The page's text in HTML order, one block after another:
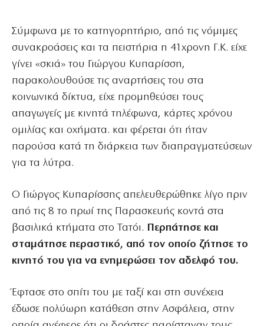
Σύμφωνα με το κατηγορητήριο, από τις νόμιμες
συνακροάσεις και τα πειστήρια η 41χρονη Γ.Κ. είχε
γίνει «σκιά» του Γιώργου Κυπαρίσση,
παρακολουθούσε τις αναρτήσεις του στα
κοινωνικά δίκτυα, είχε προμηθεύσει τους
απαγωγείς με κινητά τηλέφωνα, κάρτες χρόνου
ομιλίας και οχήματα. και φέρεται ότι ήταν
παρούσα κατά τη διάρκεια των διαπραγματεύσεων
για τα λύτρα.
Ο Γιώργος Κυπαρίσσης απελευθερώθηκε λίγο πριν
από τις 8 το πρωί της Παρασκευής κοντά στα
βασιλικά κτήματα στο Τατόι. Περπάτησε και
σταμάτησε περαστικό, από τον οποίο ζήτησε το
κινητό του για να ενημερώσει τον αδελφό του.
Έφτασε στο σπίτι του με ταξί και στη συνέχεια
έδωσε πολύωρη κατάθεση στην Ασφάλεια, στην